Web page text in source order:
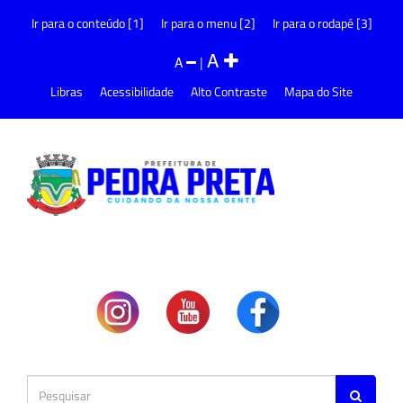
Ir para o conteúdo [1] Ir para o menu [2] Ir para o rodapé [3]
A |A
Libras Acessibilidade Alto Contraste Mapa do Site